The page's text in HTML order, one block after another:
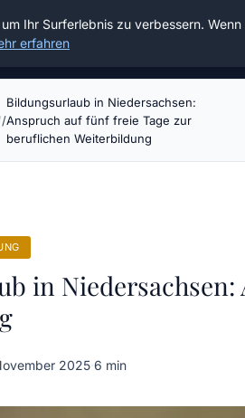
Bildungsurlaub in Niedersachsen:
Anspruch auf fünf freie Tage zur
beruflichen Weiterbildung
in
2025·6 min
Ihr Surferlebnis zu verbessern.
erfahren